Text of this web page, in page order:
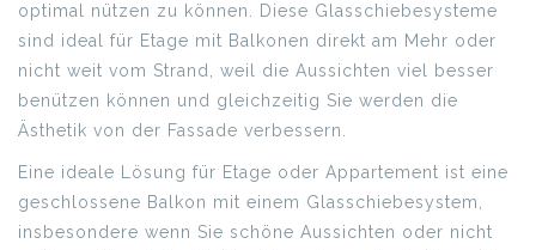
optimal nützen zu können. Diese Glasschiebesysteme
sind ideal für Etage mit Balkonen direkt am Mehr oder
nicht weit vom Strand, weil die Aussichten viel besser
benützen können und gleichzeitig Sie werden die
Ästhetik von der Fassade verbessern.
Eine ideale Lösung für Etage oder Appartement ist eine
geschlossene Balkon mit einem Glasschiebesystem,
insbesondere wenn Sie schöne Aussichten oder nicht